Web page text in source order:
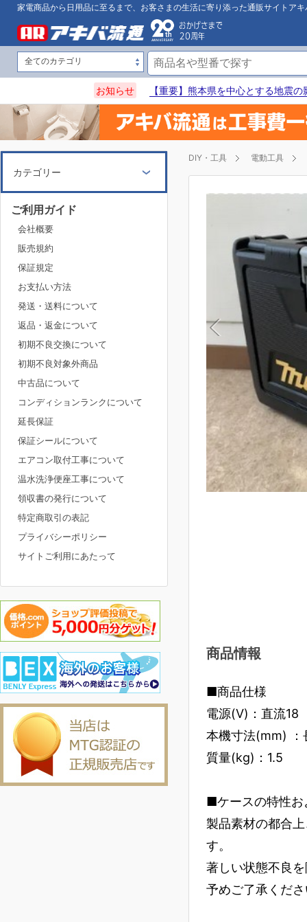
家電商品から日用品に至るまで、お客さまの生活に寄り添った通販サイトアキ
お知らせ 【重要】熊本県を中心とする地震
DIY・工具 電動工具
商品情報
■商品仕様
電源(V)：直流18
本機寸法(mm) ：
質量(kg)：1.5
■ケースの特性お
製品素材の都合
す。
著しい状態不良
予めご了承くだ
カテゴリー
ご利用ガイド
会社概要
販売規約
保証規定
お支払い方法
発送・送料について
返品・返金について
初期不良交換について
初期不良対象外商品
中古品について
コンディションランクについて
延長保証
保証シールについて
エアコン取付工事について
温水洗浄便座工事について
領収書の発行について
特定商取引の表記
プライバシーポリシー
サイトご利用にあたって